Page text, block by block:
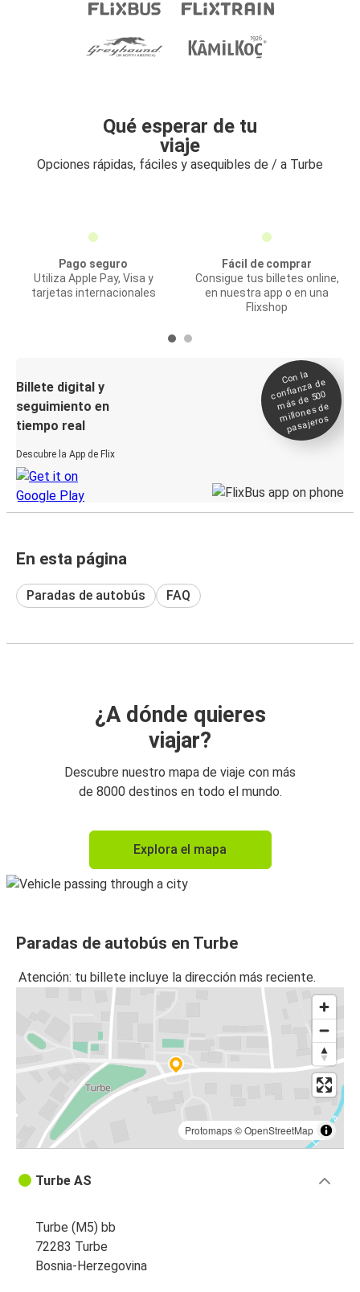
Qué esperar de tu
viaje
Opciones rápidas, fáciles y asequibles de / a Turbe
Pago seguro
Utiliza Apple Pay, Visa y
tarjetas internacionales
Fácil de comprar
Consigue tus billetes online,
en nuestra app o en una
Flixshop
Billete digital y
seguimiento en
tiempo real
Descubre la App de Flix
Con la
confianza de
más de 500
millones de
pasajeros
En esta página
Paradas de autobús FAQ
¿A dónde quieres
viajar?
Descubre nuestro mapa de viaje con más
de 8000 destinos en todo el mundo.
Explora el mapa
Paradas de autobús en Turbe
Atención: tu billete incluye la dirección más reciente.
Protomaps©OpenStreetMap
Turbe AS
Turbe (M5) bb
72283 Turbe
Bosnia-Herzegovina